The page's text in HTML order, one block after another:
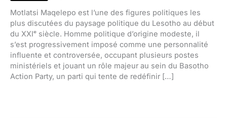
Motlatsi Maqelepo est l’une des figures politiques les
plus discutées du paysage politique du Lesotho au début
du XXIᵉ siècle. Homme politique d’origine modeste, il
s’est progressivement imposé comme une personnalité
influente et controversée, occupant plusieurs postes
ministériels et jouant un rôle majeur au sein du Basotho
Action Party, un parti qui tente de redéfinir […]